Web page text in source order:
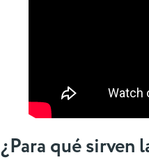
¿Para qué sirven